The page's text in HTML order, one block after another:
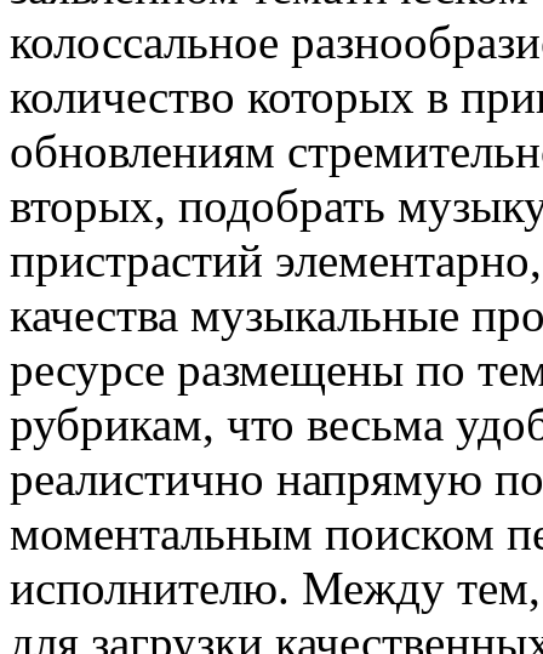
колоссальное
количество которых в
обновлениям
вторых, подобрать
пристрастий
качества музыкальные
ресурсе размещены по
рубрикам, что весьма
реалистично напрямую
моментальным поиском
исполнителю. Между
для загрузки